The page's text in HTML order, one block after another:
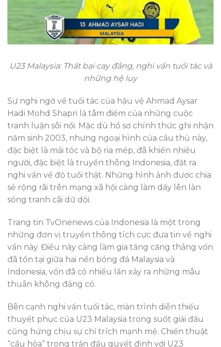
U23 Malaysia: Thất bại cay đắng, nghi vấn tuổi tác và
những hệ lụy
Sự nghi ngờ về tuổi tác của hậu vệ Ahmad Aysar
Hadi Mohd Shapri là tâm điểm của những cuộc
tranh luận sôi nổi. Mặc dù hồ sơ chính thức ghi nhận
năm sinh 2003, nhưng ngoại hình của cầu thủ này,
đặc biệt là mái tóc và bộ ria mép, đã khiến nhiều
người, đặc biệt là truyền thông Indonesia, đặt ra
nghi vấn về độ tuổi thật. Những hình ảnh được chia
sẻ rộng rãi trên mạng xã hội càng làm dấy lên làn
sóng tranh cãi dữ dội.
Trang tin TvOnenews của Indonesia là một trong
những đơn vị truyền thông tích cực đưa tin về nghi
vấn này. Điều này càng làm gia tăng căng thẳng vốn
đã tồn tại giữa hai nền bóng đá Malaysia và
Indonesia, vốn đã có nhiều lần xảy ra những mâu
thuẫn không đáng có.
Bên cạnh nghi vấn tuổi tác, màn trình diễn thiếu
thuyết phục của U23 Malaysia trong suốt giải đấu
cũng hứng chịu sự chỉ trích mạnh mẽ. Chiến thuật
“cầu hòa” trong trận đấu quyết định với U23